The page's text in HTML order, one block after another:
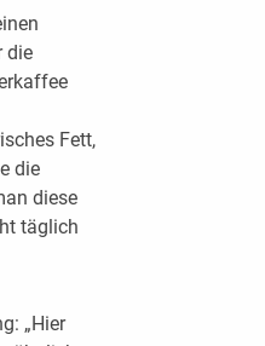
die
Fett,
die
diese
täglich
„Hier